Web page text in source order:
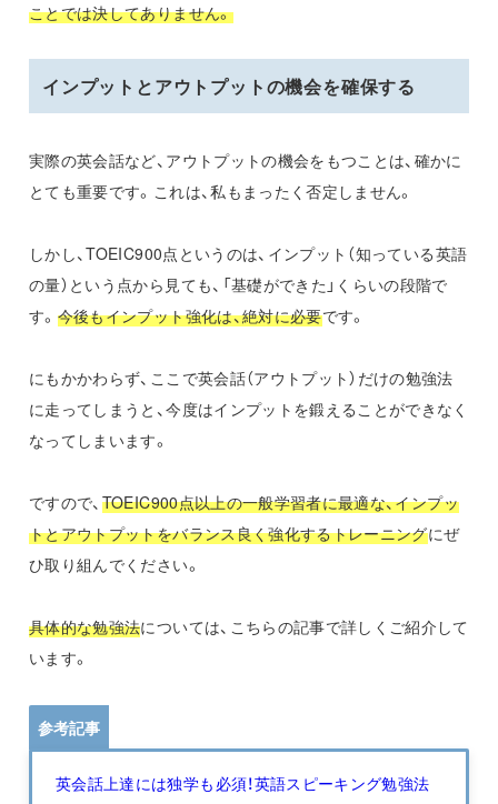
ことでは決してありません。
インプットとアウトプットの機会を確保する
実際の英会話など、アウトプットの機会をもつことは、確かに
とても重要です。これは、私もまったく否定しません。
しかし、TOEIC900点というのは、インプット（知っている英語
の量）という点から見ても、「基礎ができた」くらいの段階で
す。 今後もインプット強化は、絶対に必要です。
にもかかわらず、ここで英会話（アウトプット）だけの勉強法
に走ってしまうと、今度はインプットを鍛えることができなく
なってしまいます。
ですので、 TOEIC900点以上の一般学習者に最適な、インプッ
トとアウトプットをバランス良く強化するトレーニングにぜ
ひ取り組んでください。
具体的な勉強法については、こちらの記事で詳しくご紹介して
います。
参考記事
英会話上達には独学も必須！英語スピーキング勉強法